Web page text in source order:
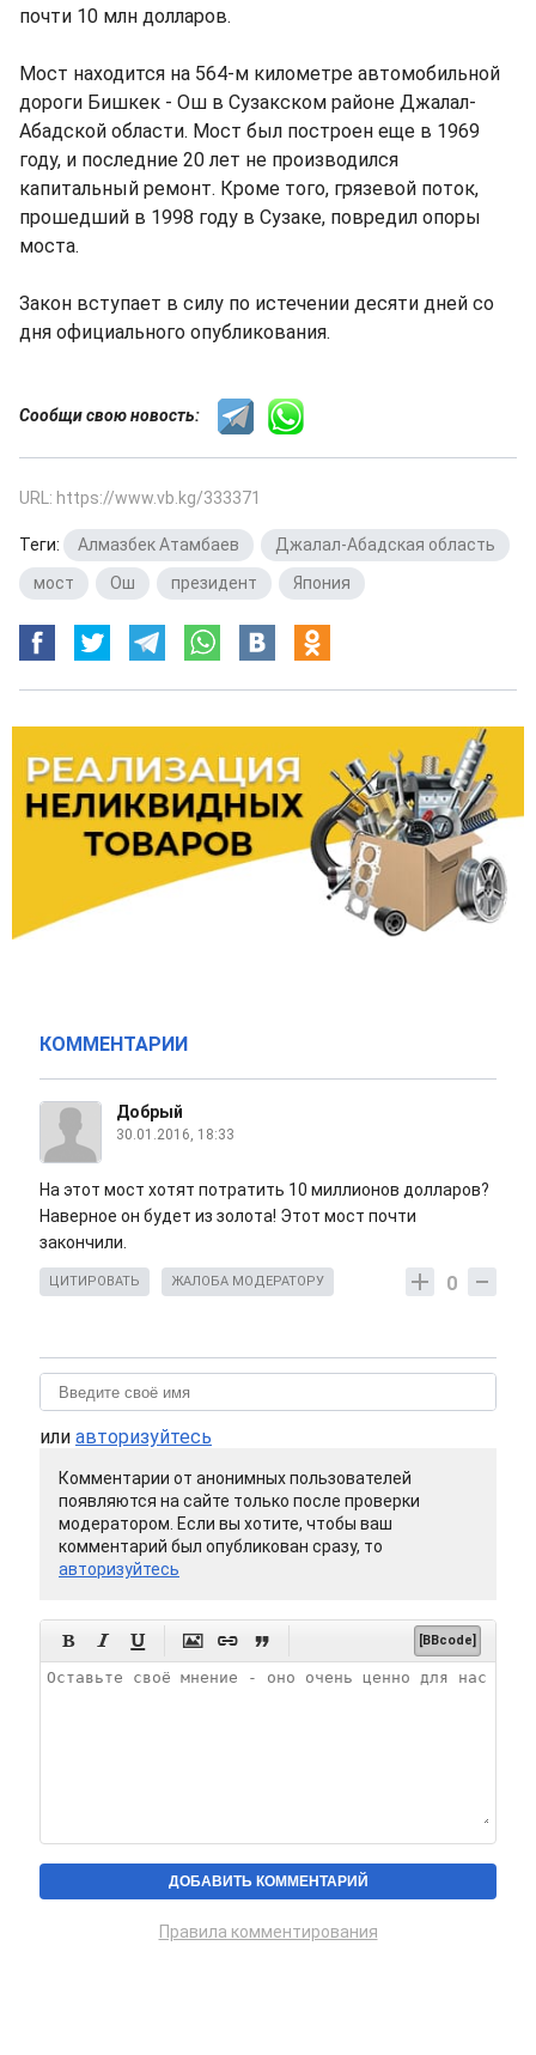
почти 10 млн долларов.
Мост находится на 564-м километре автомобильной
дороги Бишкек - Ош в Сузакском районе Джалал-
Абадской области. Мост был построен еще в 1969
году, и последние 20 лет не производился
капитальный ремонт. Кроме того, грязевой поток,
прошедший в 1998 году в Сузаке, повредил опоры
моста.
Закон вступает в силу по истечении десяти дней со
дня официального опубликования.
Сообщи свою новость:
URL: https://www.vb.kg/333371
Теги: Алмазбек Атамбаев Джалал-Абадская область
мост
Ош президент Япония
КОММЕНТАРИИ
Добрый
30.01.2016, 18:33
На этот мост хотят потратить 10 миллионов долларов?
Наверное он будет из золота! Этот мост почти
закончили.
0
ЦИТИРОВАТЬ ЖАЛОБА МОДЕРАТОРУ
или авторизуйтесь
Комментарии от анонимных пользователей
появляются на сайте только после проверки
модератором. Если вы хотите, чтобы ваш
комментарий был опубликован сразу, то
авторизуйтесь
      [BBcode]
Правила комментирования